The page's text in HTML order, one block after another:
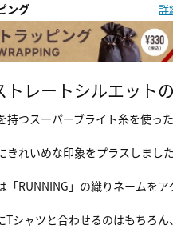
ング 詳
トレートシルエット
持つスーパーブライト糸を使っ
きれいめな印象をプラスしました
「RUNNING」の織りネームを
Tシャツと合わせるのはもちろ